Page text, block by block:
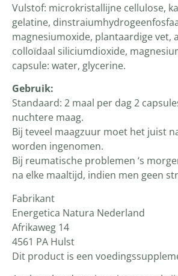
Vulstof: microkristallijne cellulose,
gelatine,
magnesiumoxide, plantaardige vet,
colloïdaal siliciumdioxide,
capsule: water, glycerine.
Gebruik:
Standaard: 2 maal per dag 2
nuchtere maag.
Bij teveel maagzuur moet het juist
worden ingenomen.
Bij reumatische problemen ‘s
na elke maaltijd, indien men geen
Fabrikant
Energetica Natura Nederland
Afrikaweg 14
4561 PA Hulst
Dit product is een